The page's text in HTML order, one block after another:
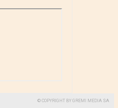
© COPYRIGHT BY GREMI MEDIA SA